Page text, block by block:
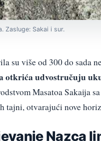
Zasluge: Sakai i sur.
su više od 300 do sada
otkrića udvostručuju
Masatoa Sakaija
tajni, otvarajući nove
Nazca